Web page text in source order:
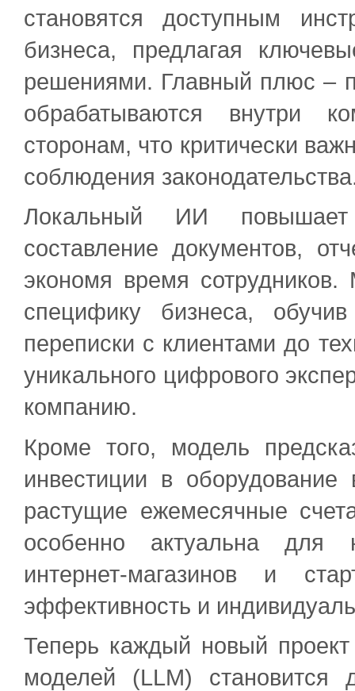
становятся доступным
бизнеса, предлагая
решениями. Главный плюс –
обрабатываются внутри
сторонам, что критически
соблюдения
Локальный ИИ повышает
составление документов,
экономя время
специфику бизнеса,
переписки с клиентами до
уникального цифрового
компанию.
Кроме того, модель
инвестиции в
растущие ежемесячные
особенно актуальна для
интернет-магазинов и
эффективность и
Теперь каждый новый
моделей (LLM)